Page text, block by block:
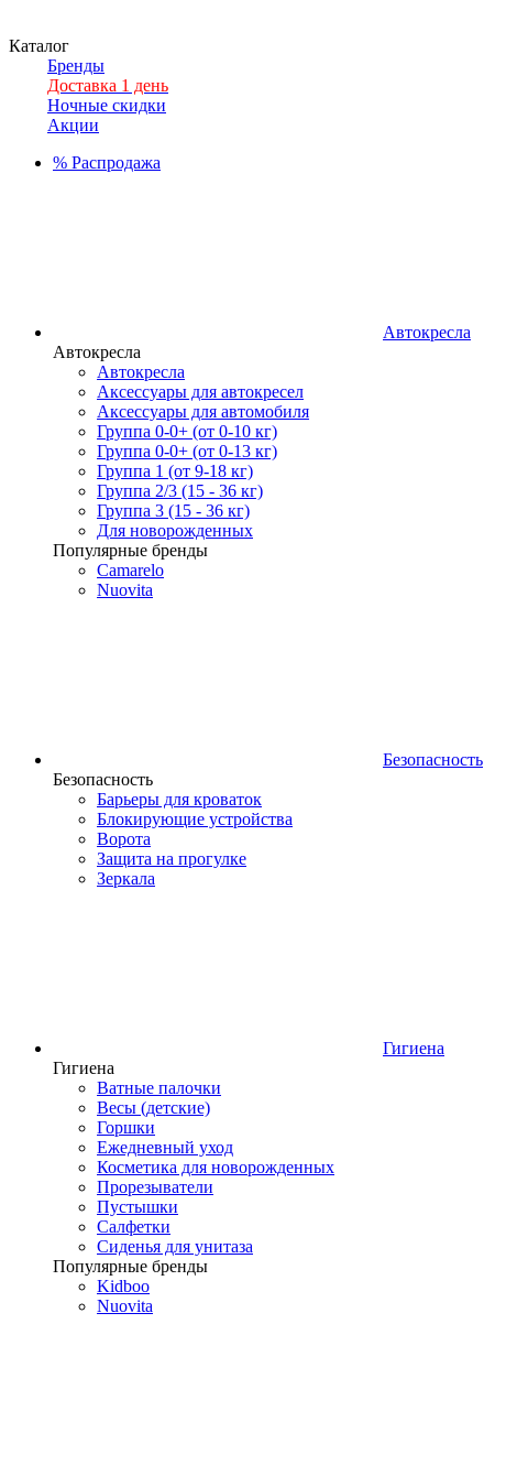
Каталог
Бренды
Доставка 1 день
Ночные скидки
Акции
% Распродажа
Автокресла
Автокресла
Автокресла
Аксессуары для автокресел
Аксессуары для автомобиля
Группа 0-0+ (от 0-10 кг)
Группа 0-0+ (от 0-13 кг)
Группа 1 (от 9-18 кг)
Группа 2/3 (15 - 36 кг)
Группа 3 (15 - 36 кг)
Для новорожденных
Популярные бренды
Camarelo
Nuovita
Безопасность
Безопасность
Барьеры для кроваток
Блокирующие устройства
Ворота
Защита на прогулке
Зеркала
Гигиена
Гигиена
Ватные палочки
Весы (детские)
Горшки
Ежедневный уход
Косметика для новорожденных
Прорезыватели
Пустышки
Салфетки
Сиденья для унитаза
Популярные бренды
Kidboo
Nuovita